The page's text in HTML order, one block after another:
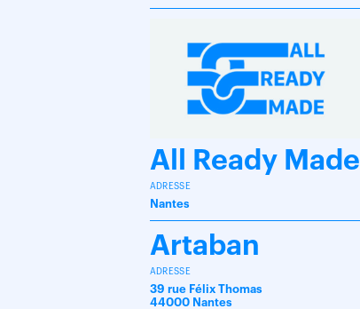
All Ready Made
ADRESSE
Nantes
Artaban
ADRESSE
39 rue Félix Thomas
44000 Nantes